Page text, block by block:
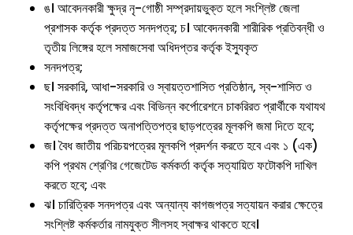
ঙ। আবেদনকারী ক্ষুদ্র নৃ-গোষ্ঠী সম্প্রদায়ভুক্ত হলে সংশ্লিষ্ট জেলা
প্রশাসক কর্তৃক প্রদত্ত সনদপত্র; চ। আবেদনকারী শারীরিক প্রতিবন্ধী ও
তৃতীয় লিঙ্গের হলে সমাজসেবা অধিদপ্তর কর্তৃক ইস্যুকৃত
সনদপত্র;
ছ। সরকারি, আধা-সরকারি ও স্বায়ত্তশাসিত প্রতিষ্ঠান, স্ব-শাসিত ও
সংবিধিবদ্ধ কর্তৃপক্ষের এবং বিভিন্ন কর্পোরেশনে চাকরিরত প্রার্থীকে যথাযথ
কর্তৃপক্ষের প্রদত্ত অনাপত্তিপত্র ছাড়পত্রের মূলকপি জমা দিতে হবে;
জ। বৈধ জাতীয় পরিচয়পত্রের মূলকপি প্রদর্শন করতে হবে এবং ১ (এক)
কপি প্রথম শ্রেণির গেজেটেড কর্মকর্তা কর্তৃক সত্যায়িত ফটোকপি দাখিল
করতে হবে; এবং
ঝ। চারিত্রিক সনদপত্র এবং অন্যান্য কাগজপত্র সত্যায়ন করার ক্ষেত্রে
সংশ্লিষ্ট কর্মকর্তার নামযুক্ত সীলসহ স্বাক্ষর থাকতে হবে।